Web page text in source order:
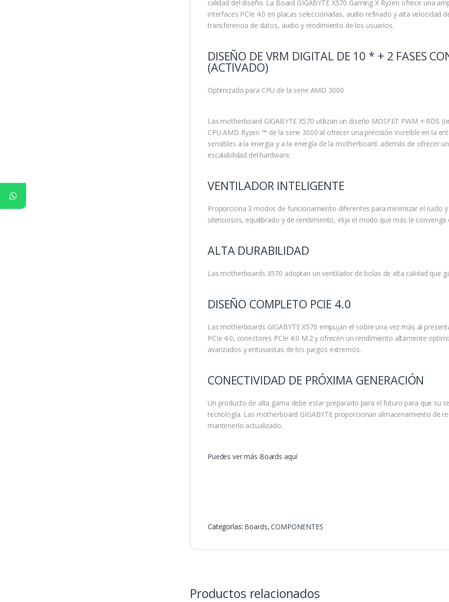
calidad del diseño. La Board GIGABYTE X570 Gaming X Ryzen ofrece una
interfaces PCIe 4.0 en placas seleccionadas, audio refinado y alta velocidad
transferencia de datos, audio y rendimiento de los usuarios.
DISEÑO DE VRM DIGITAL DE 10 * + 2 FASES
(ACTIVADO)
Optimizado para CPU de la serie AMD 3000
Las motherboard GIGABYTE X570 utilizan un diseño MOSFET PWM + RDS
CPU AMD Ryzen ™ de la serie 3000 al ofrecer una precisión increíble en la
sensibles a la energía y a la energía de la motherboard. además de ofrecer
escalabilidad del hardware.
VENTILADOR INTELIGENTE
Proporciona 3 modos de funcionamiento diferentes para minimizar el ruido
silenciosos, equilibrado y de rendimiento, elija el modo que más le convenga
ALTA DURABILIDAD
Las motherboards X570 adoptan un ventilador de bolas de alta calidad que
DISEÑO COMPLETO PCIE 4.0
Las motherboards GIGABYTE X570 empujan el sobre una vez más al
PCIe 4.0, conectores PCIe 4.0 M.2 y ofrecen un rendimiento altamente
avanzados y entusiastas de los juegos extremos.
CONECTIVIDAD DE PRÓXIMA GENERACIÓN
Un producto de alta gama debe estar preparado para el futuro para que su
tecnología. Las motherboard GIGABYTE proporcionan almacenamiento de
mantenerlo actualizado.
Puedes ver más Boards aquí
Categorías: Boards,COMPONENTES
Productos relacionados